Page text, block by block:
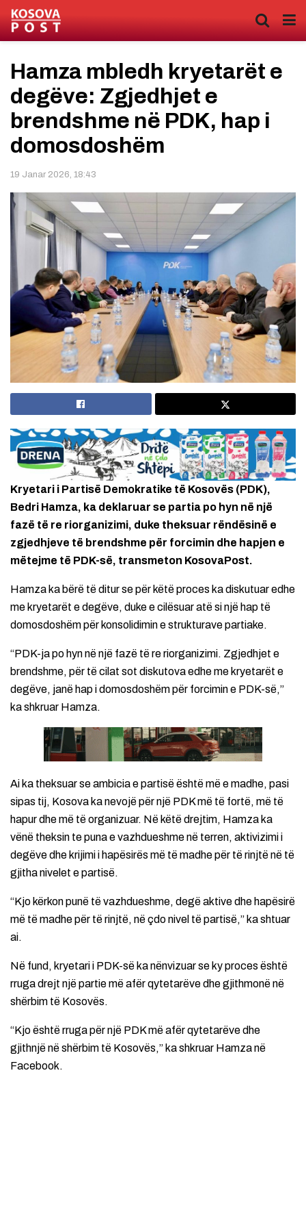
Hamza mbledh kryetarët e
degëve: Zgjedhjet e
brendshme në PDK, hap i
domosdoshëm
19 Janar 2026, 18:43
Kryetari i Partisë Demokratike të Kosovës (PDK),
Bedri Hamza, ka deklaruar se partia po hyn në një
fazë të re riorganizimi, duke theksuar rëndësinë e
zgjedhjeve të brendshme për forcimin dhe hapjen e
mëtejme të PDK-së, transmeton KosovaPost.
Hamza ka bërë të ditur se për këtë proces ka diskutuar edhe
me kryetarët e degëve, duke e cilësuar atë si një hap të
domosdoshëm për konsolidimin e strukturave partiake.
“PDK-ja po hyn në një fazë të re riorganizimi. Zgjedhjet e
brendshme, për të cilat sot diskutova edhe me kryetarët e
degëve, janë hap i domosdoshëm për forcimin e PDK-së,”
ka shkruar Hamza.
Ai ka theksuar se ambicia e partisë është më e madhe, pasi
sipas tij, Kosova ka nevojë për një PDK më të fortë, më të
hapur dhe më të organizuar. Në këtë drejtim, Hamza ka
vënë theksin te puna e vazhdueshme në terren, aktivizimi i
degëve dhe krijimi i hapësirës më të madhe për të rinjtë në të
gjitha nivelet e partisë.
“Kjo kërkon punë të vazhdueshme, degë aktive dhe hapësirë
më të madhe për të rinjtë, në çdo nivel të partisë,” ka shtuar
ai.
Në fund, kryetari i PDK-së ka nënvizuar se ky proces është
rruga drejt një partie më afër qytetarëve dhe gjithmonë në
shërbim të Kosovës.
“Kjo është rruga për një PDK më afër qytetarëve dhe
gjithnjë në shërbim të Kosovës,” ka shkruar Hamza në
Facebook.